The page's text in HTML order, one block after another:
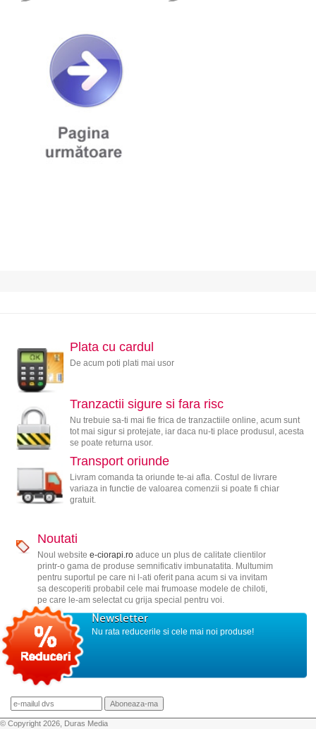
Plata cu cardul
De acum poti plati mai usor
Tranzactii sigure si fara risc
Nu trebuie sa-ti mai fie frica de tranzactiile online, acum sunt
tot mai sigur si protejate, iar daca nu-ti place produsul, acesta
se poate returna usor.
Transport oriunde
Livram comanda ta oriunde te-ai afla. Costul de livrare
variaza in functie de valoarea comenzii si poate fi chiar
gratuit.
Noutati
Noul website e-ciorapi.roaduce un plus de calitate clientilor
printr-o gama de produse semnificativ imbunatatita. Multumim
pentru suportul pe care ni l-ati oferit pana acum si va invitam
sa descoperiti probabil cele mai frumoase modele de chiloti,
pe care le-am selectat cu grija special pentru voi.
Newsletter
Nu rata reducerile si cele mai noi produse!
© Copyright 2026, Duras Media